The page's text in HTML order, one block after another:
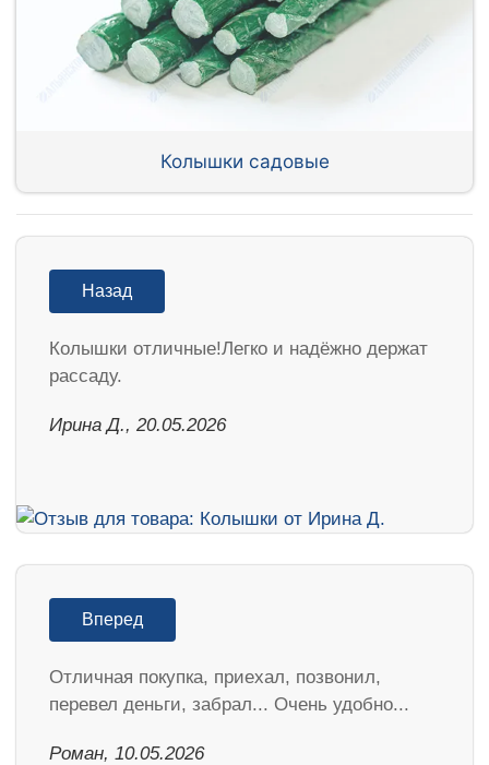
Колышки садовые
Назад
Колышки отличные!Легко и надёжно держат
рассаду.
Ирина Д., 20.05.2026
Вперед
Отличная покупка, приехал, позвонил,
перевел деньги, забрал... Очень удобно...
Роман, 10.05.2026